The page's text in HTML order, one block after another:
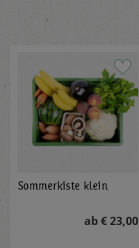
Sommerkiste klein
ab € 23,00